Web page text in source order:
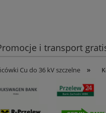
i transport
Automatyka
Cu do 36 kV szczelne »